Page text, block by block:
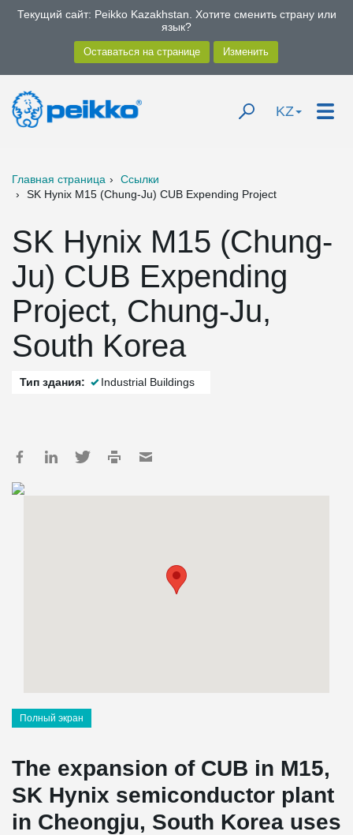
Текущий сайт: Peikko Kazakhstan. Хотите сменить страну или
язык?
KZ
Главная страница
Ссылки
SK Hynix M15 (Chung-Ju) CUB Expending Project
SK Hynix M15 (Chung-
Ju) CUB Expending
Project, Chung-Ju,
South Korea
Тип здания: Industrial Buildings
Полный экран
The expansion of CUB in M15,
SK Hynix semiconductor plant
in Cheongju, South Korea uses